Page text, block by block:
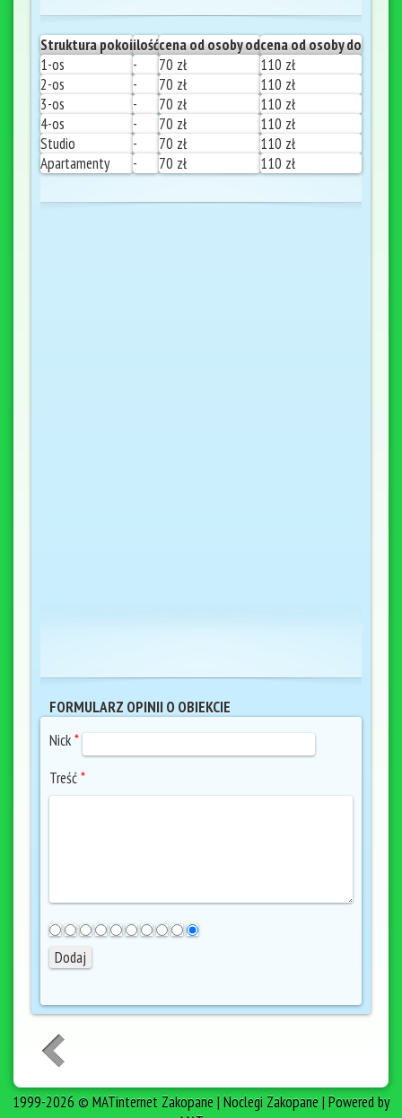
Struktura pokoiilośćcena od osoby odcena od osoby do
1-os
- 70 zł
110 zł
2-os
- 70 zł
110 zł
3-os
- 70 zł
110 zł
4-os
- 70 zł
110 zł
Studio
- 70 zł
110 zł
Apartamenty
- 70 zł 110 zł
FORMULARZ OPINII O OBIEKCIE
Nick*
Treść*
1999-2026 © MATinternet Zakopane | Noclegi Zakopane | Powered by